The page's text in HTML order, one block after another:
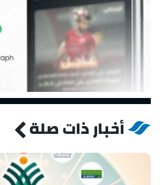
أخبار ذات صلة